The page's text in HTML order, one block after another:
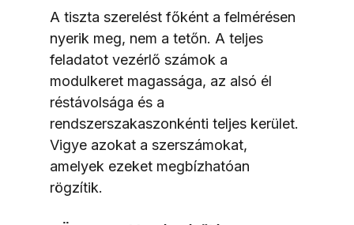
A tiszta szerelést főként a felmérésen
nyerik meg, nem a tetőn. A teljes
feladatot vezérlő számok a
modulkeret magassága, az alsó él
réstávolsága és a
rendszerszakaszonkénti teljes kerület.
Vigye azokat a szerszámokat,
amelyek ezeket megbízhatóan
rögzítik.